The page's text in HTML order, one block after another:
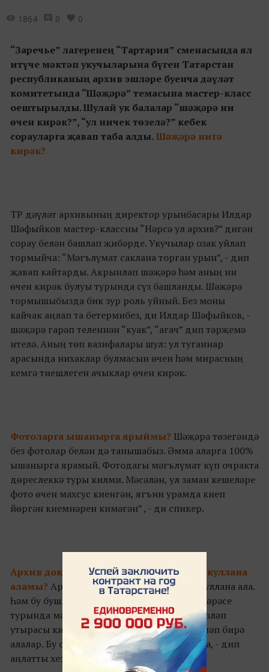
1864 0 0
“Заречье” лагеренең “Тартария” сменасында ял
итүче мәктәп укучыларына бүген Татарстан
республиканың архив эшләре буенча дәүләт
комитетында “Шәҗәрә” темасына мастер-класс
оештырылды. Шулай ук балалар “шәҗәрә ни
өчен кирәк?”, “ул ничек төзелә?” кебек
сорауларга җавап таба алды. Шәҗәрә нигә
кирәк?
ТР дәүләт архивының директор урынбасары Илдар
Шәфыйков мастер-классны “Нәрсә ул архив?” дигән
сорау белән башлап җибәрде. Укучылар озак уйлап
тормыйча: “Мәгълүмат саклана торган урын”, - дип
җавап кайтарды. Акрынлап шәҗәрә һәм аның ни
өчен кирәк булуы турында сүз башланды. Шәҗәрә
тормышыбызда бик зур роль уйный. Без моны
кайчак аңлап та бетермибез, ди Илдар Шәфыйков, -
шәҗәрә гарәп теленнән “куак”, “агач” дип тәрҗемә
ителә. Аның төп вазифалары шул: ул туганнар
арасында нихаклар булмасын өчен һәм мирасның
кемгә тиешлеген ачыклар өчен кирәк.
Фотоларга ышанырга ярыймы? Шәҗәрә төзегәндә
без фотолар белән дә танышабыз. Әмма аларга 100%
ышанырга ярамый. Фотодагы мәгълүмат күп очракта
дөреслеккә туры килми. Мәсәлән, ул заман кешеләре
фото өчен махсус киенгән, ягъни урамда киеп
йөргән киемнәрен кимәгән” , - ди спикер.
Архив документларын теләгән һәркем куллана
аламы? Архив документларына һәркем куллана ала.
Һәм бу бушлай. Теләгән кеше кереп үз шәҗәрәсе
турында мәгълүмат туплау хокукына ия. Эзләп
утырасы килмәсә, бу эшне сезнең өчен эшләп бирә
алалар. Бу очракта әлеге хезмәт түләле була, - дип
аңлатты хезмәткәр.